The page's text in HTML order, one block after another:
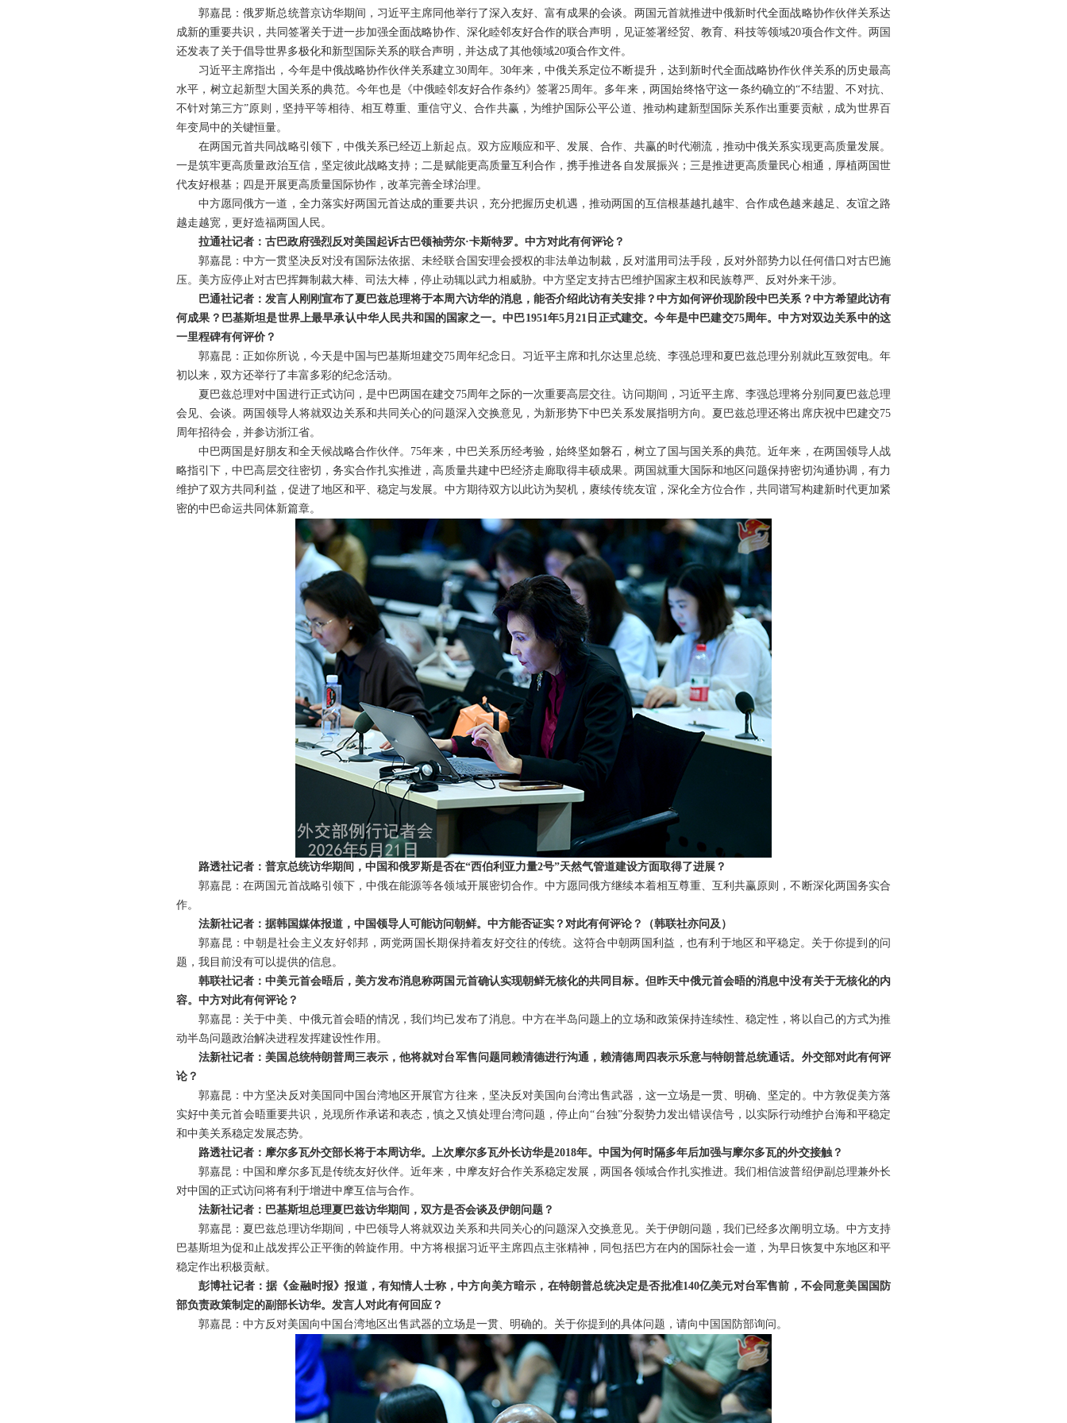
郭嘉昆：俄罗斯总统普京访华期间，习近平主席同他举行了深入友好、富有成果的会谈。两国元首就推进中俄新时代全面战略协作伙伴关系达
成新的重要共识，共同签署关于进一步加强全面战略协作、深化睦邻友好合作的联合声明，见证签署经贸、教育、科技等领域20项合作文件。两国
还发表了关于倡导世界多极化和新型国际关系的联合声明，并达成了其他领域20项合作文件。
习近平主席指出，今年是中俄战略协作伙伴关系建立30周年。30年来，中俄关系定位不断提升，达到新时代全面战略协作伙伴关系的历史最高
水平，树立起新型大国关系的典范。今年也是《中俄睦邻友好合作条约》签署25周年。多年来，两国始终恪守这一条约确立的“不结盟、不对抗、
不针对第三方”原则，坚持平等相待、相互尊重、重信守义、合作共赢，为维护国际公平公道、推动构建新型国际关系作出重要贡献，成为世界百
年变局中的关键恒量。
在两国元首共同战略引领下，中俄关系已经迈上新起点。双方应顺应和平、发展、合作、共赢的时代潮流，推动中俄关系实现更高质量发展。
一是筑牢更高质量政治互信，坚定彼此战略支持；二是赋能更高质量互利合作，携手推进各自发展振兴；三是推进更高质量民心相通，厚植两国世
代友好根基；四是开展更高质量国际协作，改革完善全球治理。
中方愿同俄方一道，全力落实好两国元首达成的重要共识，充分把握历史机遇，推动两国的互信根基越扎越牢、合作成色越来越足、友谊之路
越走越宽，更好造福两国人民。
拉通社记者：古巴政府强烈反对美国起诉古巴领袖劳尔·卡斯特罗。中方对此有何评论？
郭嘉昆：中方一贯坚决反对没有国际法依据、未经联合国安理会授权的非法单边制裁，反对滥用司法手段，反对外部势力以任何借口对古巴施
压。美方应停止对古巴挥舞制裁大棒、司法大棒，停止动辄以武力相威胁。中方坚定支持古巴维护国家主权和民族尊严、反对外来干涉。
巴通社记者：发言人刚刚宣布了夏巴兹总理将于本周六访华的消息，能否介绍此访有关安排？中方如何评价现阶段中巴关系？中方希望此访有
何成果？巴基斯坦是世界上最早承认中华人民共和国的国家之一。中巴1951年5月21日正式建交。今年是中巴建交75周年。中方对双边关系中的这
一里程碑有何评价？
郭嘉昆：正如你所说，今天是中国与巴基斯坦建交75周年纪念日。习近平主席和扎尔达里总统、李强总理和夏巴兹总理分别就此互致贺电。年
初以来，双方还举行了丰富多彩的纪念活动。
夏巴兹总理对中国进行正式访问，是中巴两国在建交75周年之际的一次重要高层交往。访问期间，习近平主席、李强总理将分别同夏巴兹总理
会见、会谈。两国领导人将就双边关系和共同关心的问题深入交换意见，为新形势下中巴关系发展指明方向。夏巴兹总理还将出席庆祝中巴建交75
周年招待会，并参访浙江省。
中巴两国是好朋友和全天候战略合作伙伴。75年来，中巴关系历经考验，始终坚如磐石，树立了国与国关系的典范。近年来，在两国领导人战
略指引下，中巴高层交往密切，务实合作扎实推进，高质量共建中巴经济走廊取得丰硕成果。两国就重大国际和地区问题保持密切沟通协调，有力
维护了双方共同利益，促进了地区和平、稳定与发展。中方期待双方以此访为契机，赓续传统友谊，深化全方位合作，共同谱写构建新时代更加紧
密的中巴命运共同体新篇章。
路透社记者：普京总统访华期间，中国和俄罗斯是否在“西伯利亚力量2号”天然气管道建设方面取得了进展？
郭嘉昆：在两国元首战略引领下，中俄在能源等各领域开展密切合作。中方愿同俄方继续本着相互尊重、互利共赢原则，不断深化两国务实合
作。
法新社记者：据韩国媒体报道，中国领导人可能访问朝鲜。中方能否证实？对此有何评论？（韩联社亦问及）
郭嘉昆：中朝是社会主义友好邻邦，两党两国长期保持着友好交往的传统。这符合中朝两国利益，也有利于地区和平稳定。关于你提到的问
题，我目前没有可以提供的信息。
韩联社记者：中美元首会晤后，美方发布消息称两国元首确认实现朝鲜无核化的共同目标。但昨天中俄元首会晤的消息中没有关于无核化的内
容。中方对此有何评论？
郭嘉昆：关于中美、中俄元首会晤的情况，我们均已发布了消息。中方在半岛问题上的立场和政策保持连续性、稳定性，将以自己的方式为推
动半岛问题政治解决进程发挥建设性作用。
法新社记者：美国总统特朗普周三表示，他将就对台军售问题同赖清德进行沟通，赖清德周四表示乐意与特朗普总统通话。外交部对此有何评
论？
郭嘉昆：中方坚决反对美国同中国台湾地区开展官方往来，坚决反对美国向台湾出售武器，这一立场是一贯、明确、坚定的。中方敦促美方落
实好中美元首会晤重要共识，兑现所作承诺和表态，慎之又慎处理台湾问题，停止向“台独”分裂势力发出错误信号，以实际行动维护台海和平稳定
和中美关系稳定发展态势。
路透社记者：摩尔多瓦外交部长将于本周访华。上次摩尔多瓦外长访华是2018年。中国为何时隔多年后加强与摩尔多瓦的外交接触？
郭嘉昆：中国和摩尔多瓦是传统友好伙伴。近年来，中摩友好合作关系稳定发展，两国各领域合作扎实推进。我们相信波普绍伊副总理兼外长
对中国的正式访问将有利于增进中摩互信与合作。
法新社记者：巴基斯坦总理夏巴兹访华期间，双方是否会谈及伊朗问题？
郭嘉昆：夏巴兹总理访华期间，中巴领导人将就双边关系和共同关心的问题深入交换意见。关于伊朗问题，我们已经多次阐明立场。中方支持
巴基斯坦为促和止战发挥公正平衡的斡旋作用。中方将根据习近平主席四点主张精神，同包括巴方在内的国际社会一道，为早日恢复中东地区和平
稳定作出积极贡献。
彭博社记者：据《金融时报》报道，有知情人士称，中方向美方暗示，在特朗普总统决定是否批准140亿美元对台军售前，不会同意美国国防
部负责政策制定的副部长访华。发言人对此有何回应？
郭嘉昆：中方反对美国向中国台湾地区出售武器的立场是一贯、明确的。关于你提到的具体问题，请向中国国防部询问。